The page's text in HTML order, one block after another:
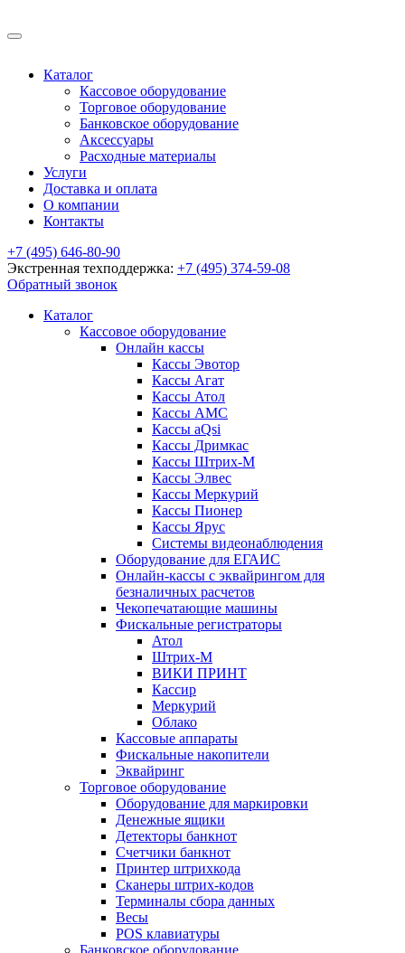
Каталог
Кассовое оборудование
Торговое оборудование
Банковское оборудование
Аксессуары
Расходные материалы
Услуги
Доставка и оплата
О компании
Контакты
+7 (495) 646-80-90
Экстренная техподдержка: +7 (495) 374-59-08
Обратный звонок
Каталог
Кассовое оборудование
Онлайн кассы
Кассы Эвотор
Кассы Агат
Кассы Атол
Кассы АМС
Кассы aQsi
Кассы Дримкас
Кассы Штрих-М
Кассы Элвес
Кассы Меркурий
Кассы Пионер
Кассы Ярус
Системы видеонаблюдения
Оборудование для ЕГАИС
Онлайн-кассы с эквайрингом для
безналичных расчетов
Чекопечатающие машины
Фискальные регистраторы
Атол
Штрих-М
ВИКИ ПРИНТ
Кассир
Меркурий
Облако
Кассовые аппараты
Фискальные накопители
Эквайринг
Торговое оборудование
Оборудование для маркировки
Денежные ящики
Детекторы банкнот
Счетчики банкнот
Принтер штрихкода
Сканеры штрих-кодов
Терминалы сбора данных
Весы
POS клавиатуры
Банковское оборудование